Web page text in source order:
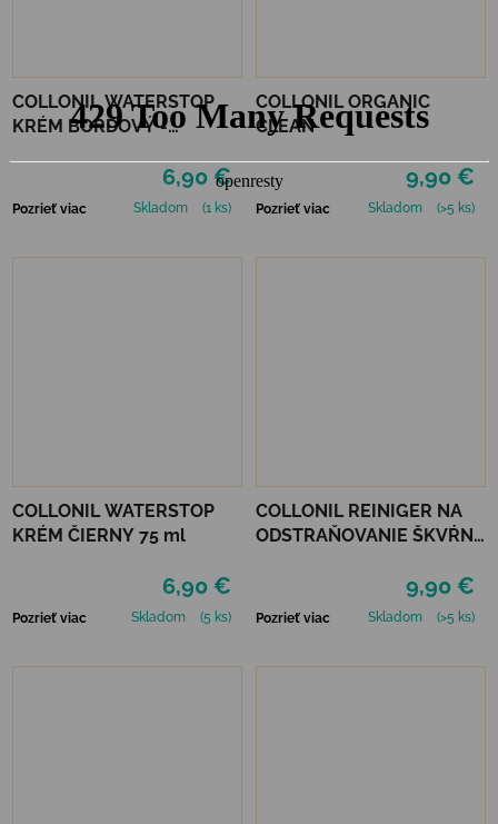
COLLONIL WATERSTOP
KRÉM BORDOVÝ -
6,90 €
Pozrieť viac Skladom (1 ks)
COLLONIL ORGANIC
CLEAN
9,90 €
Pozrieť viac Skladom (>5 ks)
COLLONIL WATERSTOP
KRÉM ČIERNY 75 ml
6,90 €
Pozrieť viac Skladom (5 ks)
COLLONIL REINIGER NA
ODSTRAŇOVANIE ŠKVŔN
9,90 €
Pozrieť viac Skladom (>5 ks)